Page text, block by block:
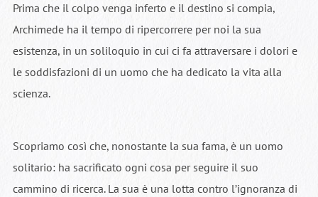
Prima che il colpo venga inferto e il destino si compia,
Archimede ha il tempo di ripercorrere per noi la sua
esistenza, in un soliloquio in cui ci fa attraversare i dolori e
le soddisfazioni di un uomo che ha dedicato la vita alla
scienza.
Scopriamo così che, nonostante la sua fama, è un uomo
solitario: ha sacrificato ogni cosa per seguire il suo
cammino di ricerca. La sua è una lotta contro l’ignoranza di